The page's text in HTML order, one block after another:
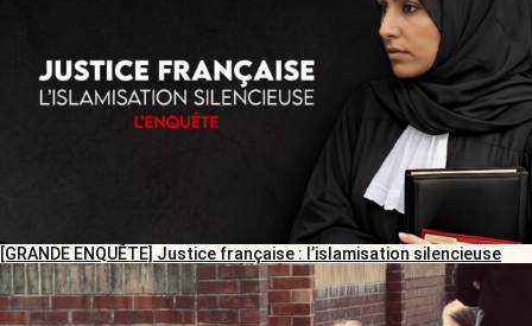
[GRANDE ENQUÊTE] Justice française : l’islamisation silencieuse